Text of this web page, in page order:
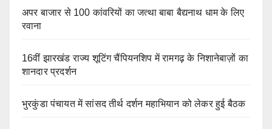
अपर बाजार से 100 कांवरियों का जत्था बाबा बैद्यनाथ धाम के लिए
रवाना
16वीं झारखंड राज्य शूटिंग चैंपियनशिप में रामगढ़ के निशानेबाज़ों का
शानदार प्रदर्शन
भुरकुंडा पंचायत में सांसद तीर्थ दर्शन महाभियान को लेकर हुई बैठक